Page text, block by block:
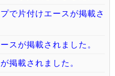
で片付けエースが掲載さ
スが掲載されました。
掲載されました。